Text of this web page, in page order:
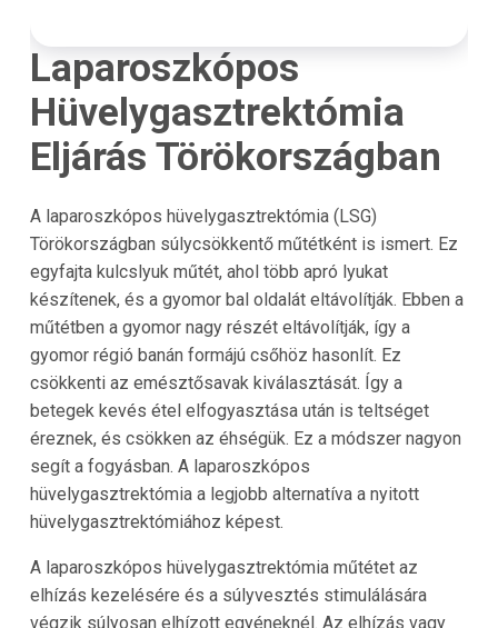
Laparoszkópos
Hüvelygasztrektómia
Eljárás Törökországban
A laparoszkópos hüvelygasztrektómia (LSG)
Törökországban súlycsökkentő műtétként is ismert. Ez
egyfajta kulcslyuk műtét, ahol több apró lyukat
készítenek, és a gyomor bal oldalát eltávolítják. Ebben a
műtétben a gyomor nagy részét eltávolítják, így a
gyomor régió banán formájú csőhöz hasonlít. Ez
csökkenti az emésztősavak kiválasztását. Így a
betegek kevés étel elfogyasztása után is teltséget
éreznek, és csökken az éhségük. Ez a módszer nagyon
segít a fogyásban. A laparoszkópos
hüvelygasztrektómia a legjobb alternatíva a nyitott
hüvelygasztrektómiához képest.
A laparoszkópos hüvelygasztrektómia műtétet az
elhízás kezelésére és a súlyvesztés stimulálására
végzik súlyosan elhízott egyéneknél. Az elhízás vagy